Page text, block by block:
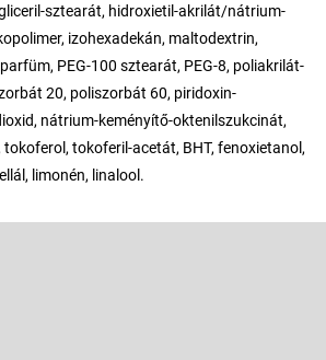
sztearát, hidroxietil-akrilát/nátrium-
izohexadekán, maltodextrin,
PEG-100 sztearát, PEG-8, poliakrilát-
20, poliszorbát 60, piridoxin-
nátrium-keményítő-oktenilszukcinát,
tokoferil-acetát, BHT, fenoxietanol,
limonén, linalool.